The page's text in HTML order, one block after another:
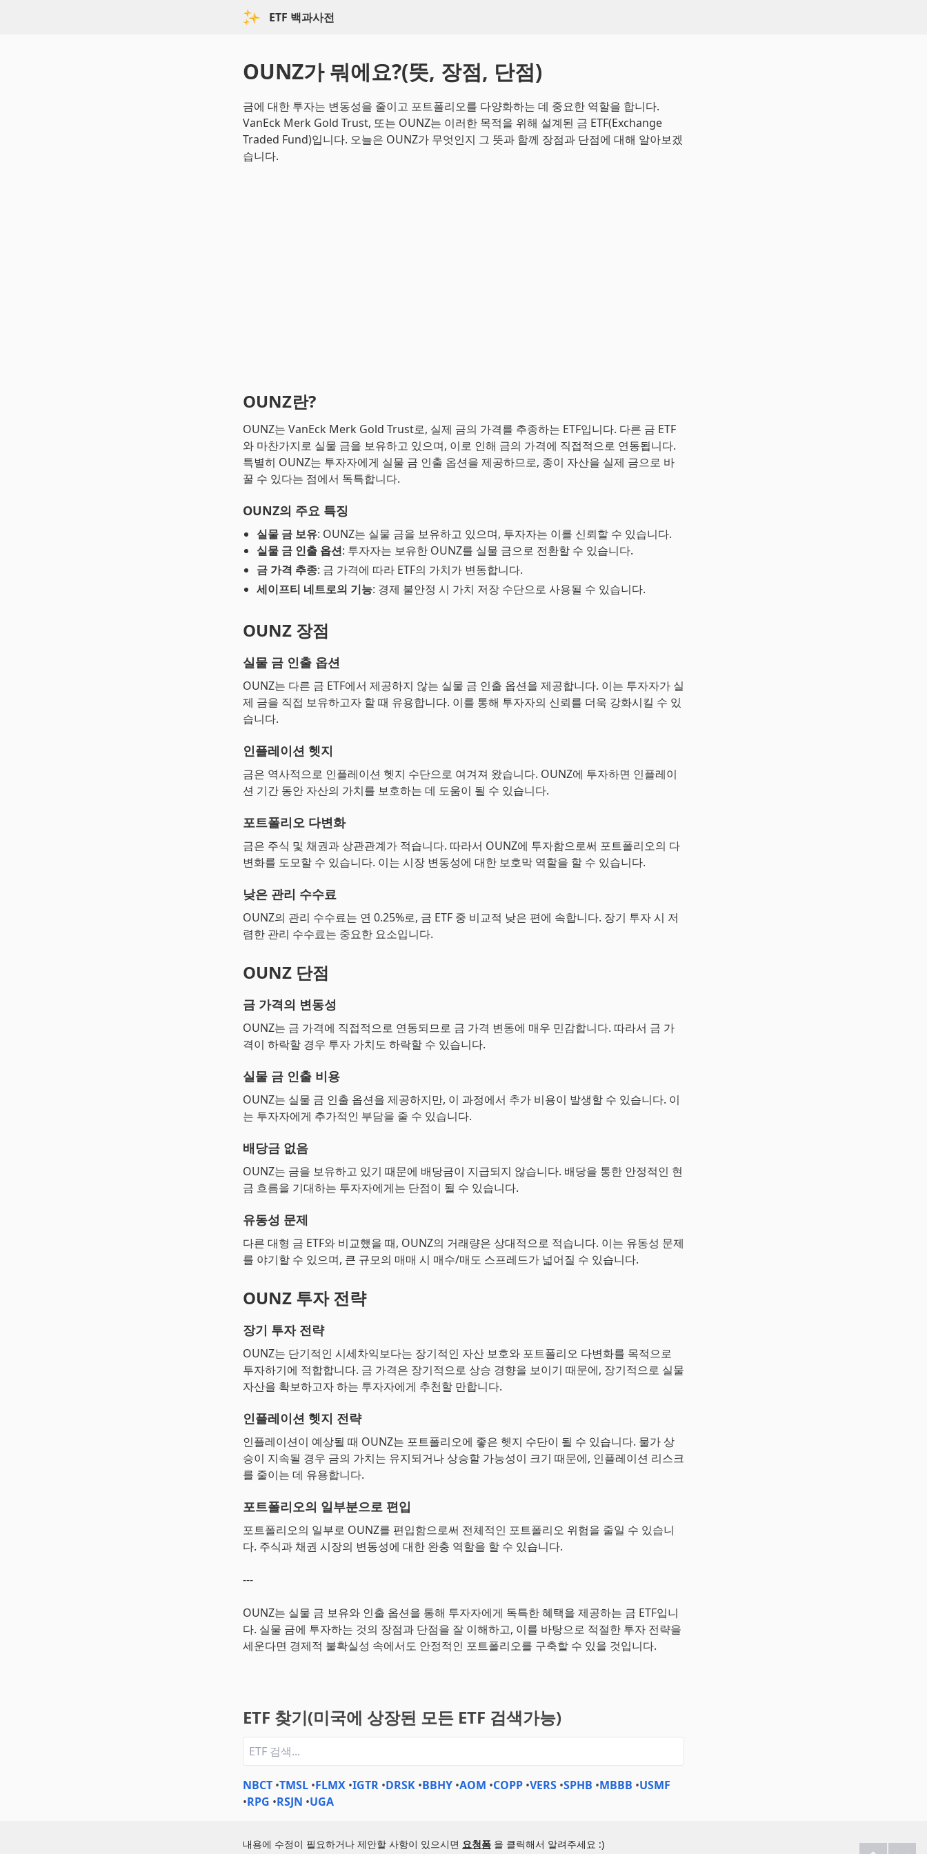
ETF 백과사전
OUNZ가 뭐에요?(뜻, 장점, 단점)
금에 대한 투자는 변동성을 줄이고 포트폴리오를 다양화하는 데 중요한 역할을 합니다.
VanEck Merk Gold Trust, 또는 OUNZ는 이러한 목적을 위해 설계된 금 ETF(Exchange
Traded Fund)입니다. 오늘은 OUNZ가 무엇인지 그 뜻과 함께 장점과 단점에 대해 알아보겠
습니다.
OUNZ란?
OUNZ는 VanEck Merk Gold Trust로, 실제 금의 가격를 추종하는 ETF입니다. 다른 금 ETF
와 마찬가지로 실물 금을 보유하고 있으며, 이로 인해 금의 가격에 직접적으로 연동됩니다.
특별히 OUNZ는 투자자에게 실물 금 인출 옵션을 제공하므로, 종이 자산을 실제 금으로 바
꿀 수 있다는 점에서 독특합니다.
OUNZ의 주요 특징
실물 금 보유: OUNZ는 실물 금을 보유하고 있으며, 투자자는 이를 신뢰할 수 있습니다.
실물 금 인출 옵션: 투자자는 보유한 OUNZ를 실물 금으로 전환할 수 있습니다.
금 가격 추종: 금 가격에 따라 ETF의 가치가 변동합니다.
세이프티 네트로의 기능: 경제 불안정 시 가치 저장 수단으로 사용될 수 있습니다.
OUNZ 장점
실물 금 인출 옵션
OUNZ는 다른 금 ETF에서 제공하지 않는 실물 금 인출 옵션을 제공합니다. 이는 투자자가 실
제 금을 직접 보유하고자 할 때 유용합니다. 이를 통해 투자자의 신뢰를 더욱 강화시킬 수 있
습니다.
인플레이션 헷지
금은 역사적으로 인플레이션 헷지 수단으로 여겨져 왔습니다. OUNZ에 투자하면 인플레이
션 기간 동안 자산의 가치를 보호하는 데 도움이 될 수 있습니다.
포트폴리오 다변화
금은 주식 및 채권과 상관관계가 적습니다. 따라서 OUNZ에 투자함으로써 포트폴리오의 다
변화를 도모할 수 있습니다. 이는 시장 변동성에 대한 보호막 역할을 할 수 있습니다.
낮은 관리 수수료
OUNZ의 관리 수수료는 연 0.25%로, 금 ETF 중 비교적 낮은 편에 속합니다. 장기 투자 시 저
렴한 관리 수수료는 중요한 요소입니다.
OUNZ 단점
금 가격의 변동성
OUNZ는 금 가격에 직접적으로 연동되므로 금 가격 변동에 매우 민감합니다. 따라서 금 가
격이 하락할 경우 투자 가치도 하락할 수 있습니다.
실물 금 인출 비용
OUNZ는 실물 금 인출 옵션을 제공하지만, 이 과정에서 추가 비용이 발생할 수 있습니다. 이
는 투자자에게 추가적인 부담을 줄 수 있습니다.
배당금 없음
OUNZ는 금을 보유하고 있기 때문에 배당금이 지급되지 않습니다. 배당을 통한 안정적인 현
금 흐름을 기대하는 투자자에게는 단점이 될 수 있습니다.
유동성 문제
다른 대형 금 ETF와 비교했을 때, OUNZ의 거래량은 상대적으로 적습니다. 이는 유동성 문제
를 야기할 수 있으며, 큰 규모의 매매 시 매수/매도 스프레드가 넓어질 수 있습니다.
OUNZ 투자 전략
장기 투자 전략
OUNZ는 단기적인 시세차익보다는 장기적인 자산 보호와 포트폴리오 다변화를 목적으로
투자하기에 적합합니다. 금 가격은 장기적으로 상승 경향을 보이기 때문에, 장기적으로 실물
자산을 확보하고자 하는 투자자에게 추천할 만합니다.
인플레이션 헷지 전략
인플레이션이 예상될 때 OUNZ는 포트폴리오에 좋은 헷지 수단이 될 수 있습니다. 물가 상
승이 지속될 경우 금의 가치는 유지되거나 상승할 가능성이 크기 때문에, 인플레이션 리스크
를 줄이는 데 유용합니다.
포트폴리오의 일부분으로 편입
포트폴리오의 일부로 OUNZ를 편입함으로써 전체적인 포트폴리오 위험을 줄일 수 있습니
다. 주식과 채권 시장의 변동성에 대한 완충 역할을 할 수 있습니다.
---
OUNZ는 실물 금 보유와 인출 옵션을 통해 투자자에게 독특한 혜택을 제공하는 금 ETF입니
다. 실물 금에 투자하는 것의 장점과 단점을 잘 이해하고, 이를 바탕으로 적절한 투자 전략을
세운다면 경제적 불확실성 속에서도 안정적인 포트폴리오를 구축할 수 있을 것입니다.
ETF 찾기(미국에 상장된 모든 ETF 검색가능)
NBCT •TMSL •FLMX •IGTR •DRSK •BBHY •AOM •COPP •VERS •SPHB •MBBB •USMF
•RPG •RSJN •UGA
내용에 수정이 필요하거나 제안할 사항이 있으시면 요청폼 을 클릭해서 알려주세요 :)